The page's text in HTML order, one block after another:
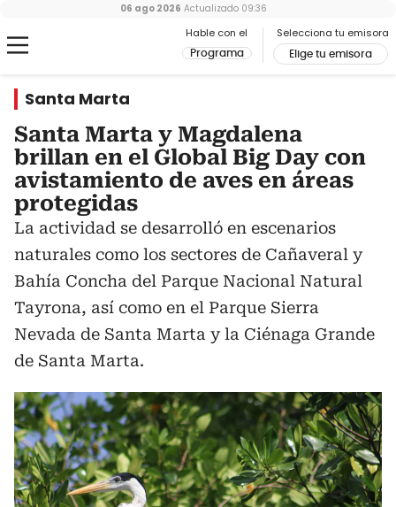
Hable con el
Programa
Selecciona tu emisora
Elige tu emisora
06 ago 2026 Actualizado 09:36
Santa Marta
Santa Marta y Magdalena
brillan en el Global Big Day con
avistamiento de aves en áreas
protegidas
La actividad se desarrolló en escenarios
naturales como los sectores de Cañaveral y
Bahía Concha del Parque Nacional Natural
Tayrona, así como en el Parque Sierra
Nevada de Santa Marta y la Ciénaga Grande
de Santa Marta.